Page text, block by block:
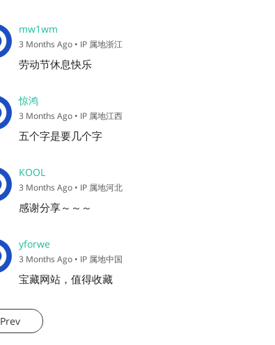
mw1wm
3 Months Ago • IP 属地浙江
劳动节休息快乐
惊鸿
3 Months Ago • IP 属地江西
五个字是要几个字
KOOL
3 Months Ago • IP 属地河北
感谢分享～～～
yforwe
3 Months Ago • IP 属地中国
宝藏网站，值得收藏
Prev